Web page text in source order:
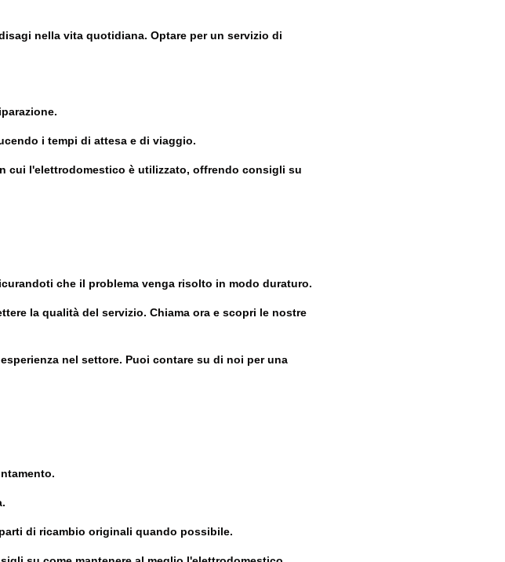
nella vita quotidiana. Optare per un servizio di
i tempi di attesa e di viaggio.
cui l'elettrodomestico è utilizzato, offrendo consigli su
che il problema venga risolto in modo duraturo.
la qualità del servizio. Chiama ora e scopri le nostre
nel settore. Puoi contare su di noi per una
di ricambio originali quando possibile.